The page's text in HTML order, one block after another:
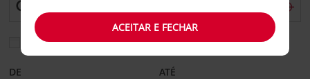
Escolher uma estação de devolução diferente
DE ATÉ
ACEITAR E FECHAR